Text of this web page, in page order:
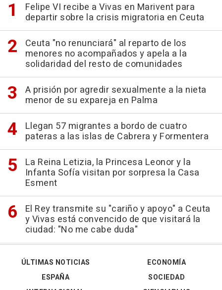
Felipe VI recibe a Vivas en Marivent para
departir sobre la crisis migratoria en Ceuta
Ceuta "no renunciará" al reparto de los
menores no acompañados y apela a la
solidaridad del resto de comunidades
A prisión por agredir sexualmente a la nieta
menor de su expareja en Palma
Llegan 57 migrantes a bordo de cuatro
pateras a las islas de Cabrera y Formentera
La Reina Letizia, la Princesa Leonor y la
Infanta Sofía visitan por sorpresa la Casa
Esment
El Rey transmite su "cariño y apoyo" a Ceuta
y Vivas está convencido de que visitará la
ciudad: "No me cabe duda"
ÚLTIMAS NOTICIAS
ESPAÑA
ECONOMÍA
SOCIEDAD